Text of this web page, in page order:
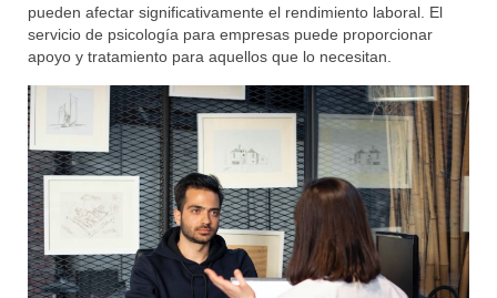
pueden afectar significativamente el rendimiento laboral. El
servicio de psicología para empresas puede proporcionar
apoyo y tratamiento para aquellos que lo necesitan.